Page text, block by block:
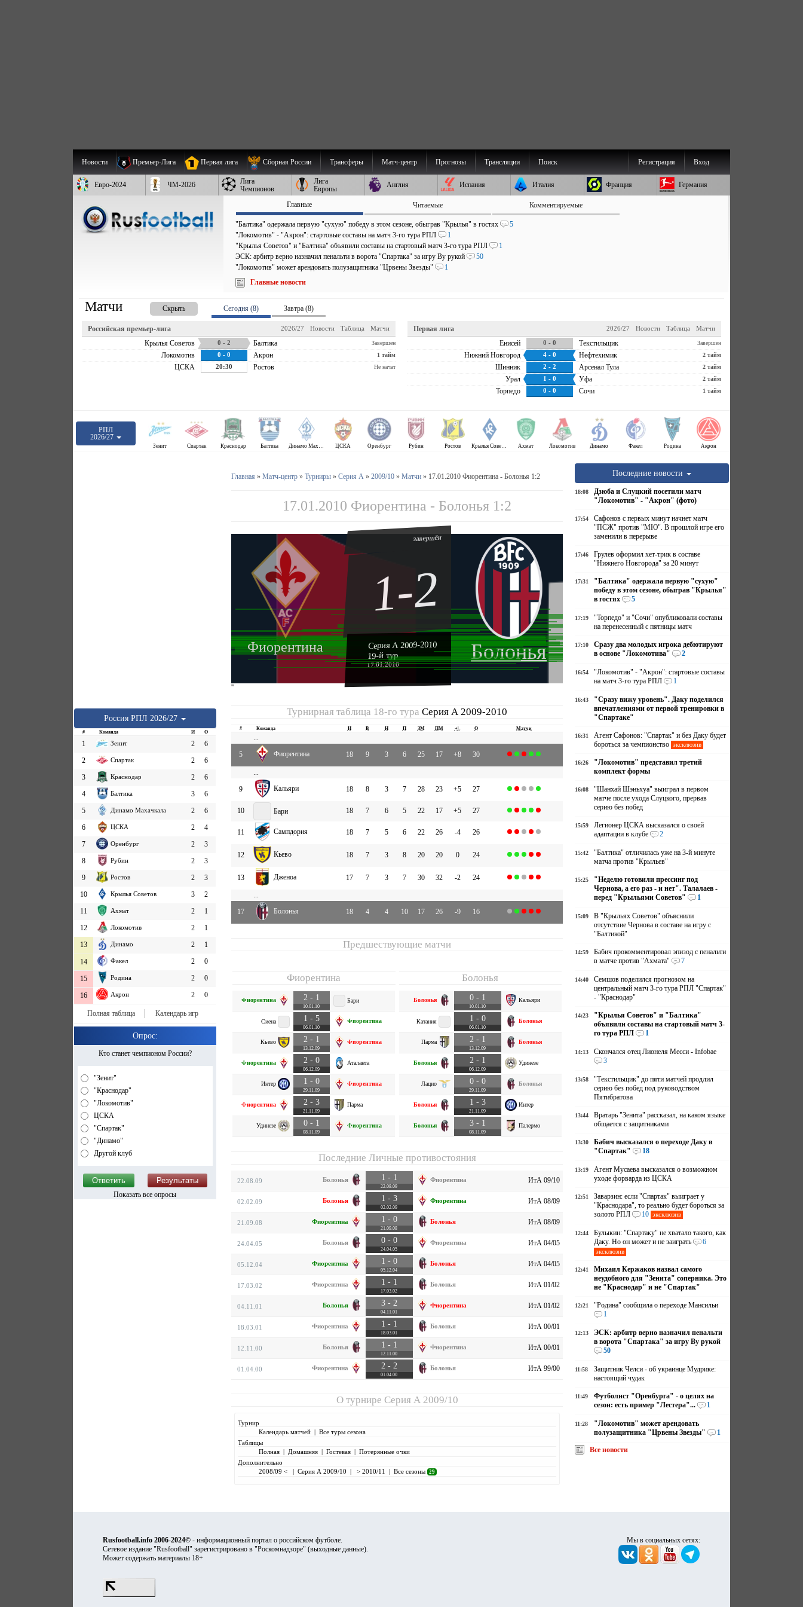
Новости Премьер-Лига Первая лига Сборная России Трансферы Матч-центр Прогнозы Трансляции Поиск Вход
Регистрация
Евро-2024 ЧМ-2026
Лига
Чемпионов
Лига
Европы
Англия Испания Италия Франция Германия
Главные Читаемые Комментируемые
"Балтика" одержала первую "сухую" победу в этом сезоне, обыграв "Крылья" в гостях
5
"Локомотив" - "Акрон": стартовые составы на матч 3-го тура РПЛ
1
"Крылья Советов" и "Балтика" объявили составы на стартовый матч 3-го тура РПЛ
1
ЭСК: арбитр верно назначил пенальти в ворота "Спартака" за игру Ву рукой
50
"Локомотив" может арендовать полузащитника "Црвены Звезды"
1
Главные новости
Матчи Скрыть Сегодня (8) Завтра (8)
Российская премьер-лига Матчи
Таблица
Новости
2026/27
Крылья Советов 0 - 2 Балтика Завершен
Локомотив 0 - 0 Акрон 1 тайм
ЦСКА 20:30 Ростов Не начат
Первая лига Матчи
Таблица
Новости
2026/27
Енисей 0 - 0 Текстильщик Завершен
Нижний Новгород 4 - 0 Нефтехимик 2 тайм
Шинник 2 - 2 Арсенал Тула 2 тайм
Урал 1 - 0 Уфа 2 тайм
Торпедо 0 - 0 Сочи 1 тайм
РПЛ
2026/27
Зенит Спартак Краснодар Балтика Динамо Махачкала ЦСКА Оренбург Рубин Ростов Крылья Советов Ахмат Локомотив Динамо Факел Родина Акрон
Россия РПЛ 2026/27
# Команда И О
1 Зенит 2
6
2
Спартак 2
6
3
Краснодар 2
6
4
Балтика 3
6
5
Динамо Махачкала 2
6
6
ЦСКА 2
4
7
Оренбург 2
3
8
Рубин 2
3
9
Ростов 2
3
10
Крылья Советов 3
2
11
Ахмат 2
1
12
Локомотив 2
1
13
Динамо 2 1
14 Факел 2 0
15 Родина 2 0
16 Акрон 2 0
Полная таблица Календарь игр
Опрос:
Кто станет чемпионом России?
"Зенит"
"Краснодар"
"Локомотив"
ЦСКА
"Спартак"
"Динамо"
Другой клуб
Показать все опросы
Главная » Матч-центр» Турниры» Серия А» 2009/10» Матчи» 17.01.2010 Фиорентина - Болонья 1:2
17.01.2010 Фиорентина - Болонья 1:2
Фиорентина Болонья
завершён
1-2
Серия А 2009-2010
19-й тур
17.01.2010
''
Турнирная таблица 18-го тураСерия А 2009-2010
# Команда И В Н П ЗМ ПМ +|- О Матчи
...
5
Фиорентина 18 9 3 6 25 17 +8 30
...
9
Кальяри 18 8 3 7 28 23 +5 27
10 Бари 18 7 6 5 22 17 +5 27
11 Сампдория 18 7 5 6 22 26 -4 26
12 Кьево 18 7 3 8 20 20 0 24
13 Дженоа 17 7 3 7 30 32 -2 24
...
17
Болонья 18 4 4 10 17 26 -9 16
Предшествующие матчи
Фиорентина
Фиорентина 2 - 1
10.01.10
Бари
Сиена 1 - 5
06.01.10
Фиорентина
Кьево 2 - 1
13.12.09
Фиорентина
Фиорентина 2 - 0
06.12.09
Аталанта
Интер 1 - 0
29.11.09
Фиорентина
Фиорентина 2 - 3
21.11.09
Парма
Удинезе 0 - 1
08.11.09
Фиорентина
Болонья
Болонья 0 - 1
10.01.10
Кальяри
Катания 1 - 0
06.01.10
Болонья
Парма 2 - 1
13.12.09
Болонья
Болонья 2 - 1
06.12.09
Удинезе
Лацио 0 - 0
29.11.09
Болонья
Болонья 1 - 3
21.11.09
Интер
Болонья 3 - 1
08.11.09
Палермо
Последние Личные противостояния
22.08.09 Болонья 1 - 1
22.08.09
Фиорентина ИтА 09/10
02.02.09 Болонья 1 - 3
02.02.09
Фиорентина ИтА 08/09
21.09.08 Фиорентина 1 - 0
21.09.08
Болонья ИтА 08/09
24.04.05 Болонья 0 - 0
24.04.05
Фиорентина ИтА 04/05
05.12.04 Фиорентина 1 - 0
05.12.04
Болонья ИтА 04/05
17.03.02 Фиорентина 1 - 1
17.03.02
Болонья ИтА 01/02
04.11.01 Болонья 3 - 2
04.11.01
Фиорентина ИтА 01/02
18.03.01 Фиорентина 1 - 1
18.03.01
Болонья ИтА 00/01
12.11.00 Болонья 1 - 1
12.11.00
Фиорентина ИтА 00/01
01.04.00 Фиорентина 2 - 2
01.04.00
Болонья ИтА 99/00
О турнире Серия А 2009/10
Турнир
Календарь матчей| Все туры сезона
Таблицы
Полная| Домашняя| Гостевая| Потерянные очки
Дополнительно
2008/09 <
| Серия А 2009/10 | > 2010/11 | Все сезоны 29
Последние новости
18:08
Дзюба и Слуцкий посетили матч
"Локомотив" - "Акрон" (фото)
17:54
Сафонов с первых минут начнет матч
"ПСЖ" против "МЮ". В прошлой игре его
заменили в перерыве
17:46
Грулев оформил хет-трик в составе
"Нижнего Новгорода" за 20 минут
17:31
"Балтика" одержала первую "сухую"
победу в этом сезоне, обыграв "Крылья"
в гостях
5
17:19
"Торпедо" и "Сочи" опубликовали составы
на перенесенный с пятницы матч
17:10
Сразу два молодых игрока дебютируют
в основе "Локомотива"
2
16:54
"Локомотив" - "Акрон": стартовые составы
на матч 3-го тура РПЛ
1
16:43
"Сразу вижу уровень". Даку поделился
впечатлениями от первой тренировки в
"Спартаке"
16:31
Агент Сафонов: "Спартак" и без Даку будет
бороться за чемпионство эксклюзив
16:26
"Локомотив" представил третий
комплект формы
16:08
"Шанхай Шэньхуа" выиграл в первом
матче после ухода Слуцкого, прервав
серию без побед
15:59
Легионер ЦСКА высказался о своей
адаптации в клубе
2
15:42
"Балтика" отличилась уже на 3-й минуте
матча против "Крыльев"
15:25
"Неделю готовили прессинг под
Чернова, а его раз - и нет". Талалаев -
перед "Крыльями Советов"
1
15:09
В "Крыльях Советов" объяснили
отсутствие Чернова в составе на игру с
"Балтикой"
14:59
Бабич прокомментировал эпизод с пенальти
в матче против "Ахмата"
7
14:40
Семшов поделился прогнозом на
центральный матч 3-го тура РПЛ "Спартак"
- "Краснодар"
14:23
"Крылья Советов" и "Балтика"
объявили составы на стартовый матч 3-
го тура РПЛ
1
14:13
Скончался отец Лионеля Месси - Infobae
3
13:58
"Текстильщик" до пяти матчей продлил
серию без побед под руководством
Пятибратова
13:44
Вратарь "Зенита" рассказал, на каком языке
общается с защитниками
13:30
Бабич высказался о переходе Даку в
"Спартак"
18
13:19
Агент Мусаева высказался о возможном
уходе форварда из ЦСКА
12:51
Заварзин: если "Спартак" выиграет у
"Краснодара", то реально будет бороться за
золото РПЛ
10 эксклюзив
12:44
Булыкин: "Спартаку" не хватало такого, как
Даку. Но он может и не заиграть
6
эксклюзив
12:41
Михаил Кержаков назвал самого
неудобного для "Зенита" соперника. Это
не "Краснодар" и не "Спартак"
12:21
"Родина" сообщила о переходе Мансильи
1
12:13
ЭСК: арбитр верно назначил пенальти
в ворота "Спартака" за игру Ву рукой
50
11:58
Защитник Челси - об украинце Мудрике:
настоящий чудак
11:49
Футболист "Оренбурга" - о целях на
сезон: есть пример "Лестера"...
1
11:28
"Локомотив" может арендовать
полузащитника "Црвены Звезды"
1
Все новости
Rusfootball.info 2006-2024© - информационный портал о российском футболе.
Сетевое издание "Rusfootball" зарегистрировано в "Роскомнадзоре" (выходные данные).
Может содержать материалы 18+
Мы в социальных сетях: